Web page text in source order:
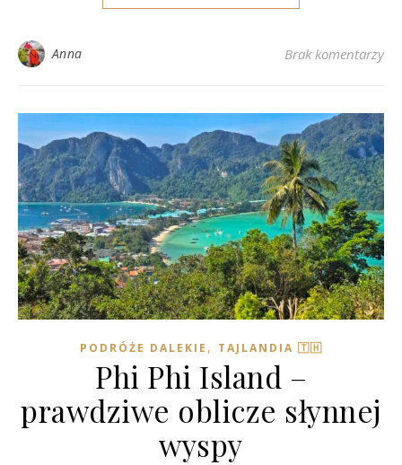
Anna Brak komentarzy
PODRÓŻE DALEKIE , TAJLANDIA 🇹🇭
Phi Phi Island –
prawdziwe oblicze słynnej
wyspy